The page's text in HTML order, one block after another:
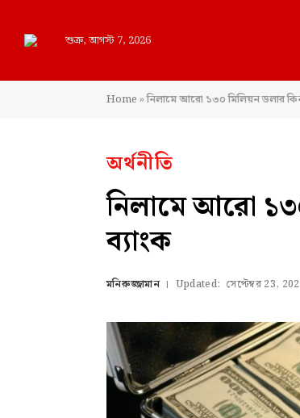
শুক্র, আগস্ট 7, 2026
Home»নিলামে আরো ১৩০ মিলিয়ন ডলার
অর্থনীতি
নিলামে আরো
ব্যাংক
মনিরুজ্জামান Updated: সেপ্টেম্বর 23,